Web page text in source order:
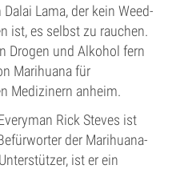
Lama, der kein Weed-
ist, es selbst zu rauchen.
Drogen und Alkohol fern
Marihuana für
Medizinern anheim.
Rick Steves ist
der Marihuana-
ist er ein